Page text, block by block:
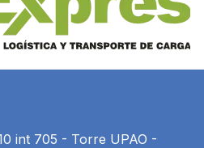
int 705 - Torre UPAO -